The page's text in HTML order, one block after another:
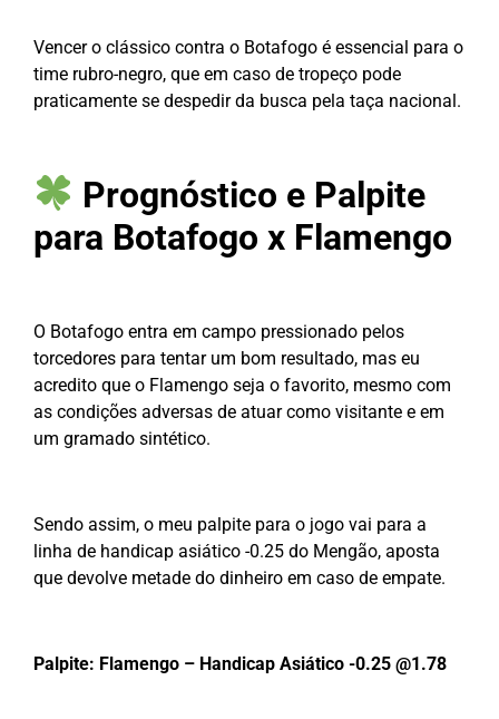
Vencer o clássico contra o Botafogo é essencial para o
time rubro-negro, que em caso de tropeço pode
praticamente se despedir da busca pela taça nacional.
Prognóstico e Palpite
para Botafogo x Flamengo
O Botafogo entra em campo pressionado pelos
torcedores para tentar um bom resultado, mas eu
acredito que o Flamengo seja o favorito, mesmo com
as condições adversas de atuar como visitante e em
um gramado sintético.
Sendo assim, o meu palpite para o jogo vai para a
linha de handicap asiático -0.25 do Mengão, aposta
que devolve metade do dinheiro em caso de empate.
Palpite: Flamengo – Handicap Asiático -0.25 @1.78